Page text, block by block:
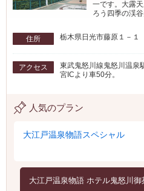
一です。大露
ろう四季の渓谷
住所 栃木県日光市藤原１－１
アクセス
東武鬼怒川線鬼怒川温泉
宮ICより車50分。
人気のプラン
大江戸温泉物語スペシャル
大江戸温泉物語 ホテル鬼怒川